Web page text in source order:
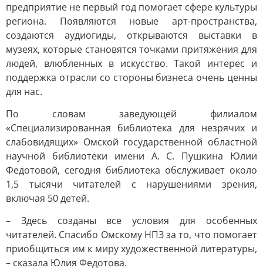
предприятие не первый год помогает сфере культуры
региона. Появляются новые арт-пространства,
создаются аудиогиды, открываются выставки в
музеях, которые становятся точками притяжения для
людей, влюбленных в искусство. Такой интерес и
поддержка отрасли со стороны бизнеса очень ценны
для нас.
По словам заведующей филиалом
«Специализированная библиотека для незрячих и
слабовидящих» Омской государственной областной
научной библиотеки имени А. С. Пушкина Юлии
Федотовой, сегодня библиотека обслуживает около
1,5 тысячи читателей с нарушениями зрения,
включая 50 детей.
– Здесь созданы все условия для особенных
читателей. Спасибо Омскому НПЗ за то, что помогает
приобщиться им к миру художественной литературы,
– сказала Юлия Федотова.